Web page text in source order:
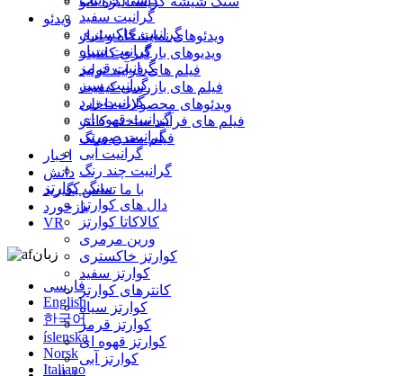
ویدئو
ویدئوهای نمایشگاه و انبار
ویدیوهای بارگیری کانتینر
فیلم های فرآیند تولید
فیلم های بازرسی کیفیت
ویدئوهای محصولات داخلی
فیلم های فرآیند ساخت کانتر
فیلم معدن سنگ
اخبار
دانش
با ما تماس بگیرید
بازخورد
VR
زبان
فارسی
English
한국어
íslenska
Norsk
Italiano
گرانیت سفید
گرانیت خاکستری
گرانیت سیاه
گرانیت قرمز
گرانیت سبز
گرانیت زرد
گرانیت قهوه ای
گرانیت صورتی
گرانیت آبی
گرانیت چند رنگ
سنگ کوارتز
دال های کوارتز
کالاکاتا کوارتز
ورین مرمری
کوارتز خاکستری
کوارتز سفید
کانترهای کوارتز
کوارتز سیاه
کوارتز قرمز
کوارتز قهوه ای
کوارتز آبی